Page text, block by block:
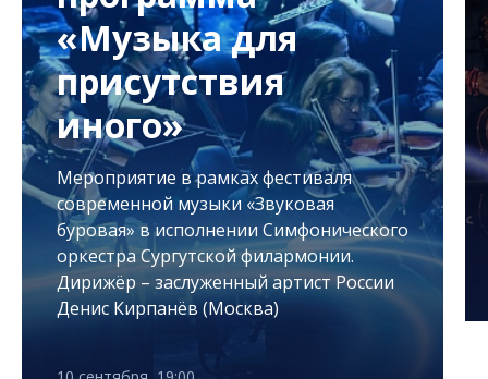
«Музыка для
присутствия
иного»
Мероприятие в рамках фестиваля
современной музыки «Звуковая
буровая» в исполнении Симфонического
оркестра Сургутской филармонии.
Дирижёр – заслуженный артист России
Денис Кирпанёв (Москва)